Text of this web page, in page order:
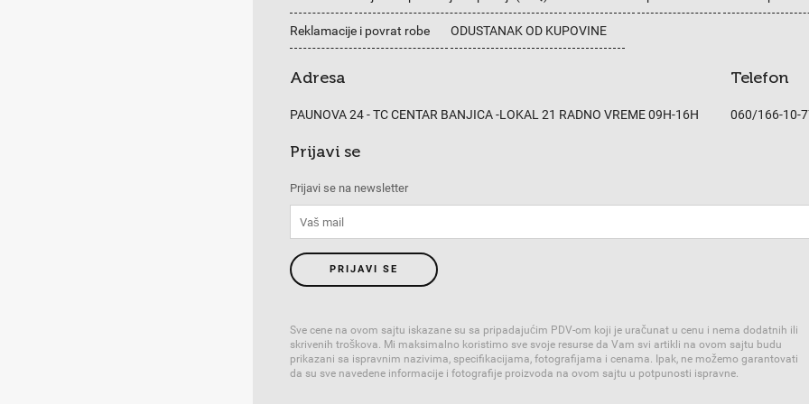
Reklamacije i povrat robe ODUSTANAK OD KUPOVINE
Adresa
PAUNOVA 24 - TC CENTAR BANJICA -LOKAL 21 RADNO VREME 09H-16H
Telefon
060/166-10-
Prijavi se
Prijavi se na newsletter
PRIJAVI SE
Sve cene na ovom sajtu iskazane su sa pripadajućim PDV-om koji je uračunat u cenu i nema dodatnih ili
skrivenih troškova. Mi maksimalno koristimo sve svoje resurse da Vam svi artikli na ovom sajtu budu
prikazani sa ispravnim nazivima, specifikacijama, fotografijama i cenama. Ipak, ne možemo garantovati
da su sve navedene informacije i fotografije proizvoda na ovom sajtu u potpunosti ispravne.